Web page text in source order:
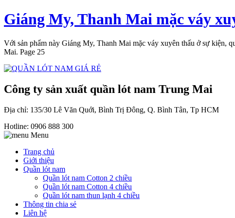
Giáng My, Thanh Mai mặc váy
Với sản phẩm này Giáng My, Thanh Mai mặc váy xuyên thấu ở sự kiện,
Mai. Page 25
Công ty sản xuất quần lót nam Trung Mai
Địa chỉ: 135/30 Lê Văn Quới, Bình Trị Đông, Q. Bình Tân, Tp HCM
Hotline: 0906 888 300
Menu
Trang chủ
Giới thiệu
Quần lót nam
Quần lót nam Cotton 2 chiều
Quần lót nam Cotton 4 chiều
Quần lót nam thun lạnh 4 chiều
Thông tin chia sẻ
Liên hệ